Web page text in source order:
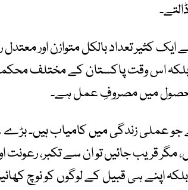
ایک کثیر تعداد بالکل متوازن اور
اس وقت پاکستان کے مختلف
حصول میں مصروفِ عمل ہے۔
جو عملی زندگی میں کامیاب ہیں۔ بڑے
قریب جائیں تو ان سے تکبر، رعونت
اپنے ہی قبیل کے لوگوں کو نوچ